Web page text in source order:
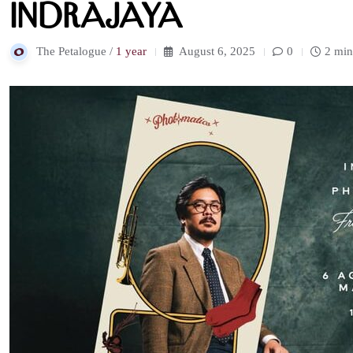
Indrajaya
The Petalogue / 1 year August 6, 2025 0 2